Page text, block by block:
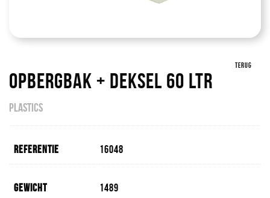
TERUG
Opbergbak + Deksel 60 Ltr
PLASTICS
Referentie 16048
Gewicht 1489